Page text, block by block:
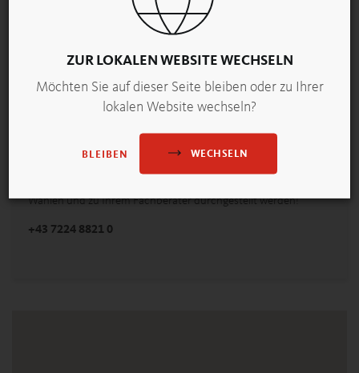
ZUR LOKALEN WEBSITE WECHSELN
Möchten Sie auf dieser Seite bleiben oder zu Ihrer
lokalen Website wechseln?
BLEIBEN WECHSELN
backaldrin-Fachberater
Wählen und zu Ihrem Fachberater durchgestellt werden!
+43 7224 8821 0